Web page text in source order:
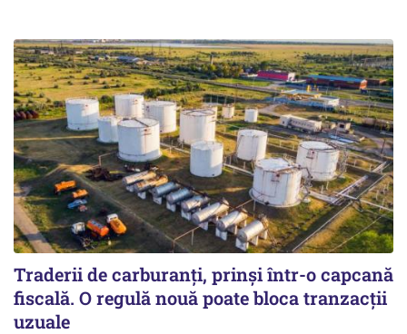
Traderii de carburanți, prinși într-o capcană
fiscală. O regulă nouă poate bloca tranzacții
uzuale